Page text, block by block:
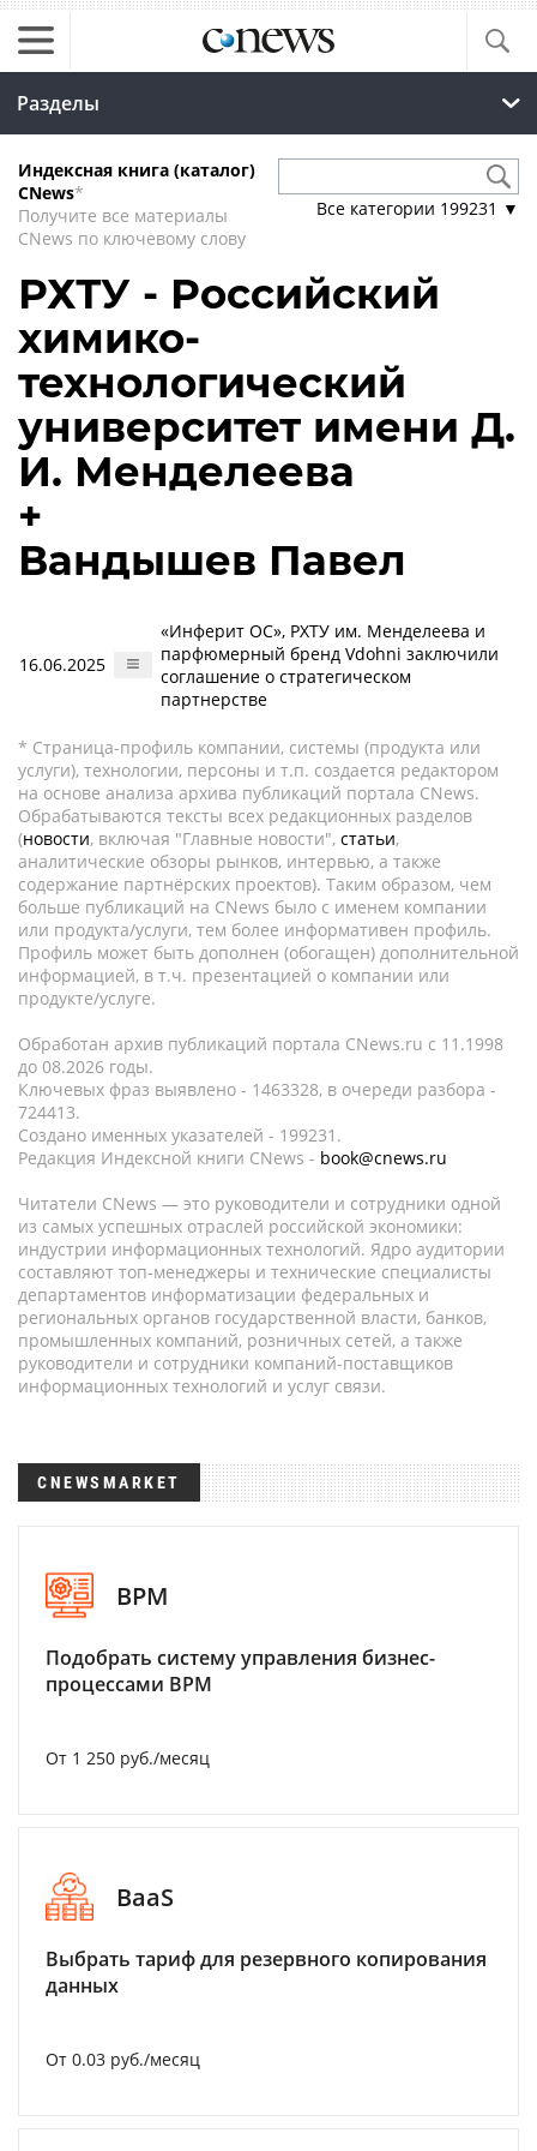
Разделы
Индексная книга (каталог)
CNews*
Получите все материалы
CNews по ключевому слову
Все категории 199231 ▼
РХТУ - Российский
химико-
технологический
университет имени Д.
И. Менделеева
+
Вандышев Павел
16.06.2025
«Инферит ОС», РХТУ им. Менделеева и
парфюмерный бренд Vdohni заключили
соглашение о стратегическом
партнерстве
* Страница-профиль компании, системы (продукта или
услуги), технологии, персоны и т.п. создается редактором
на основе анализа архива публикаций портала CNews.
Обрабатываются тексты всех редакционных разделов
(новости, включая "Главные новости", статьи,
аналитические обзоры рынков, интервью, а также
содержание партнёрских проектов). Таким образом, чем
больше публикаций на CNews было с именем компании
или продукта/услуги, тем более информативен профиль.
Профиль может быть дополнен (обогащен) дополнительной
информацией, в т.ч. презентацией о компании или
продукте/услуге.
Обработан архив публикаций портала CNews.ru c 11.1998
до 08.2026 годы.
Ключевых фраз выявлено - 1463328, в очереди разбора -
724413.
Создано именных указателей - 199231.
Редакция Индексной книги CNews - book@cnews.ru
Читатели CNews — это руководители и сотрудники одной
из самых успешных отраслей российской экономики:
индустрии информационных технологий. Ядро аудитории
составляют топ-менеджеры и технические специалисты
департаментов информатизации федеральных и
региональных органов государственной власти, банков,
промышленных компаний, розничных сетей, а также
руководители и сотрудники компаний-поставщиков
информационных технологий и услуг связи.
CNEWSMARKET
BPM
Подобрать систему управления бизнес-
процессами BPM
От 1 250 руб./месяц
BaaS
Выбрать тариф для резервного копирования
данных
От 0.03 руб./месяц